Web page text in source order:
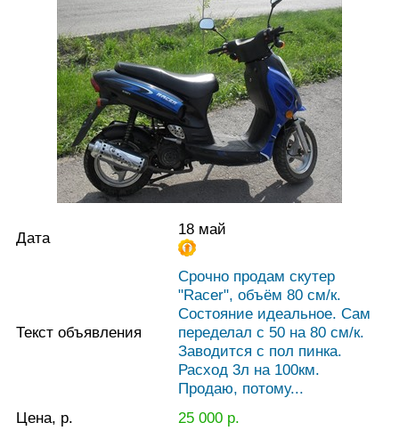
Дата 18 май
Текст объявления
Срочно продам скутер
"Racer", объём 80 см/к.
Состояние идеальное. Сам
переделал с 50 на 80 см/к.
Заводится с пол пинка.
Расход 3л на 100км.
Продаю, потому...
Цена, р.
25 000р.